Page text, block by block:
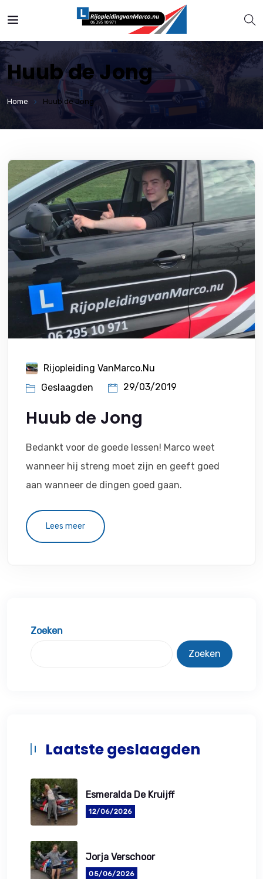
Huub de Jong
Home Huub de Jong
Rijopleiding VanMarco.nu
Geslaagden
29/03/2019
Huub de Jong
Bedankt voor de goede lessen! Marco weet
wanneer hij streng moet zijn en geeft goed
aan wanneer de dingen goed gaan.
Lees meer
Zoeken
Zoeken
Laatste geslaagden
Esmeralda De Kruijff
12/06/2026
Jorja Verschoor
05/06/2026